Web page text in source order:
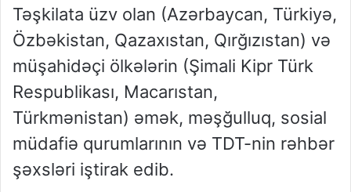
Təşkilata üzv olan (Azərbaycan, Türkiyə,
Özbəkistan, Qazaxıstan, Qırğızıstan) və
müşahidəçi ölkələrin (Şimali Kipr Türk
Respublikası, Macarıstan,
Türkmənistan) əmək, məşğulluq, sosial
müdafiə qurumlarının və TDT-nin rəhbər
şəxsləri iştirak edib.